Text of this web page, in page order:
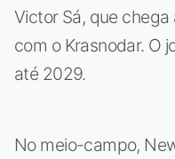
Victor Sá, que
com o Krasnodar. O
até 2029.
No meio-campo,